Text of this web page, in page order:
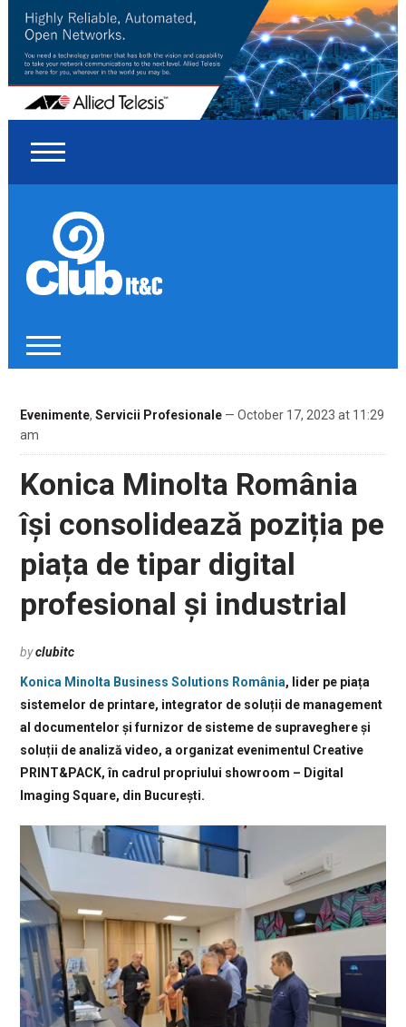
Evenimente, Servicii Profesionale— October 17, 2023 at 11:29
am
Konica Minolta România
își consolidează poziția pe
piața de tipar digital
profesional și industrial
byclubitc
Konica Minolta Business Solutions România, lider pe piața
sistemelor de printare, integrator de soluții de management
al documentelor și furnizor de sisteme de supraveghere și
soluții de analiză video, a organizat evenimentul Creative
PRINT&PACK, în cadrul propriului showroom – Digital
Imaging Square, din București.